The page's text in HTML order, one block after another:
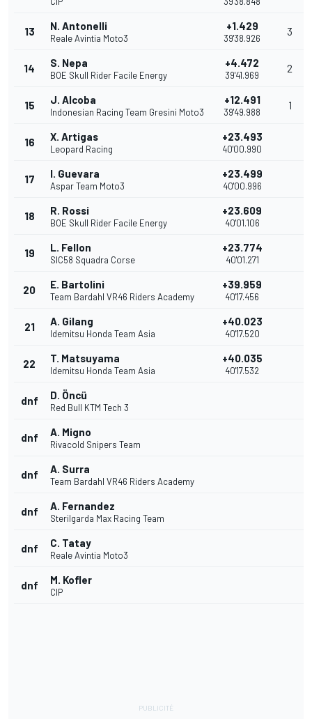
13 N. Antonelli
Reale Avintia Moto3
+1.429
39'38.926
3
14 S. Nepa
BOE Skull Rider Facile Energy
+4.472
39'41.969
2
15 J. Alcoba
Indonesian Racing Team Gresini Moto3
+12.491
39'49.988
1
16 X. Artigas
Leopard Racing
+23.493
40'00.990
17 I. Guevara
Aspar Team Moto3
+23.499
40'00.996
18 R. Rossi
BOE Skull Rider Facile Energy
+23.609
40'01.106
19 L. Fellon
SIC58 Squadra Corse
+23.774
40'01.271
20 E. Bartolini
Team Bardahl VR46 Riders Academy
+39.959
40'17.456
21 A. Gilang
Idemitsu Honda Team Asia
+40.023
40'17.520
22 T. Matsuyama
Idemitsu Honda Team Asia
+40.035
40'17.532
dnf D. Öncü
Red Bull KTM Tech 3
dnf A. Migno
Rivacold Snipers Team
dnf A. Surra
Team Bardahl VR46 Riders Academy
dnf A. Fernandez
Sterilgarda Max Racing Team
dnf C. Tatay
Reale Avintia Moto3
dnf M. Kofler
CIP